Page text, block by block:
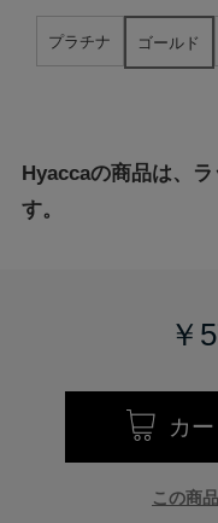
プラチナ ゴールド
Hyaccaの商品は、
す。
￥
この商